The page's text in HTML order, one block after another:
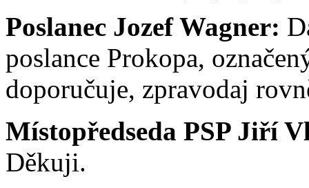
Poslanec Jozef Wagner:
poslance Prokopa,
doporučuje, zpravodaj
Místopředseda PSP Jiří
Děkuji.